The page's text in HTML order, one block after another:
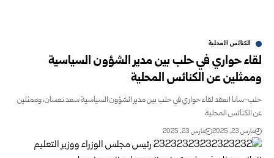
الكنائس المحلية
لقاء حواري في حلب بين مدير الشؤون السياسية
وممثلين عن الكنائس المحلية
حلب-سانا انعقد لقاء حواري في حلب بين مدير الشؤون السياسية سعد نعسان، وممثلين
عن الكنائس المحلية
مارس 23, 2025 مارس 23, 2025